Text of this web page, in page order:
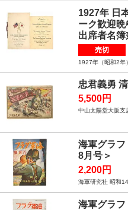
1927年 日
ーク歓迎
出席者名
売切
1927年（昭和2
忠君義勇
5,500円
中山太陽堂大阪支
海軍グラ
8月号＞
2,200円
海軍研究社 昭和
海軍グラ